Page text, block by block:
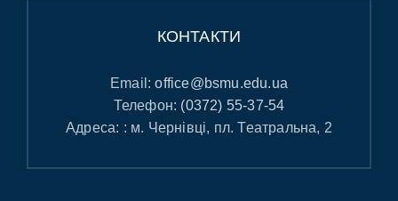
КОНТАКТИ
Email:office@bsmu.edu.ua
Телефон: (0372) 55-37-54
Адреса: : м. Чернівці, пл. Театральна, 2